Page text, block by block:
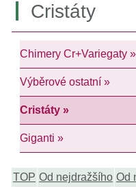
Cristáty
Chimery Cr+Variegaty »
Výběrové ostatní »
Cristáty »
Giganti »
TOP Od nejdražšího Od